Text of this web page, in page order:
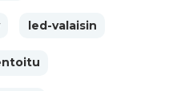
led-valaisin